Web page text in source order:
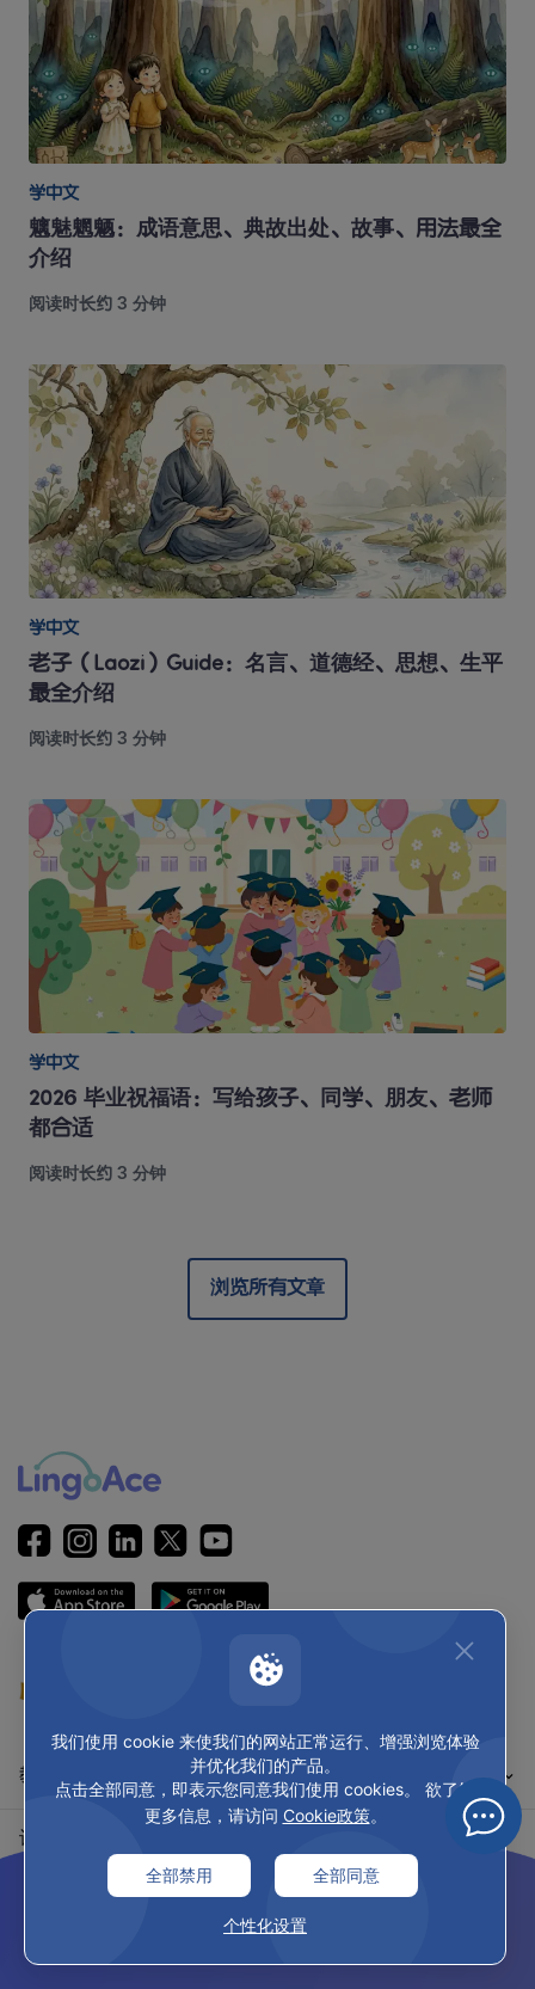
学中文
魑魅魍魉：成语意思、典故出处、故事、用法最全
介绍
阅读时长约 3 分钟
学中文
老子（Laozi）Guide：名言、道德经、思想、生平
最全介绍
阅读时长约 3 分钟
学中文
2026 毕业祝福语：写给孩子、同学、朋友、老师
都合适
阅读时长约 3 分钟
浏览所有文章
教学特色
认识LingoAce
隐私和条款
我们使用 cookie 来使我们的网站正常运行、增强浏览体验
并优化我们的产品。
点击全部同意，即表示您同意我们使用 cookies。 欲了解
更多信息，请访问 Cookie政策。
全部禁用 全部同意
个性化设置